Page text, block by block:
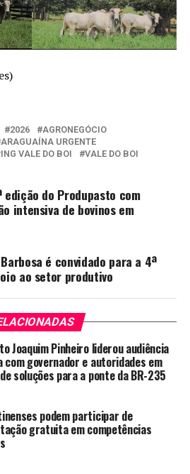
2026
AGRONEGÓCIO
ARAGUAÍNA URGENTE
VALE DO BOI VALE DO BOI
do Produpasto com
intensiva de bovinos em
é convidado para a 4ª
ao setor produtivo
Joaquim Pinheiro liderou audiência
com governador e autoridades em
soluções para a ponte da BR-235
podem participar de
gratuita em competências